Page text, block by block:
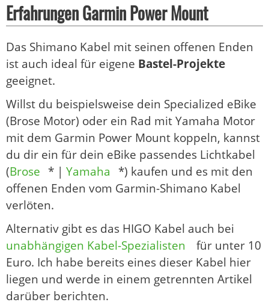
Erfahrungen Garmin Power Mount
Das Shimano Kabel mit seinen offenen Enden
ist auch ideal für eigene Bastel-Projekte
geeignet.
Willst du beispielsweise dein Specialized eBike
(Brose Motor) oder ein Rad mit Yamaha Motor
mit dem Garmin Power Mount koppeln, kannst
du dir ein für dein eBike passendes Lichtkabel
(Brose * | Yamaha
*) kaufen und es mit den
offenen Enden vom Garmin-Shimano Kabel
verlöten.
Alternativ gibt es das HIGO Kabel auch bei
unabhängigen Kabel-Spezialisten
für unter 10
Euro. Ich habe bereits eines dieser Kabel hier
liegen und werde in einem getrennten Artikel
darüber berichten.